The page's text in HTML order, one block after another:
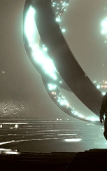
击、弹幕射击等。
战